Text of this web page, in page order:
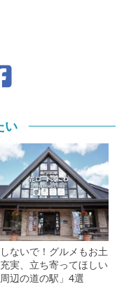
い
ないで！グルメもお土
実、立ち寄ってほしい
周辺の道の駅」4選